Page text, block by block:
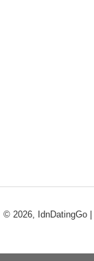
© 2026, IdnDatingGo |